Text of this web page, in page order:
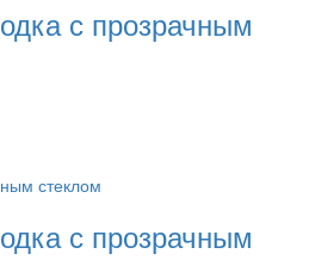
с прозрачным
с прозрачным